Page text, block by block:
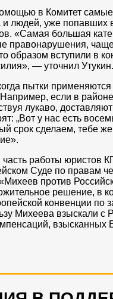
в Комитет
и людей, уже
«Самая большая
правонарушения,
образом вступили в
— уточнил Утукин.
пытки
если в
лукаво,
„Вот у нас есть
срок сделаем, тебе
работы юристов
Суде по правам
против
решение, в
конвенции по
Михеева взыскали
взысканных